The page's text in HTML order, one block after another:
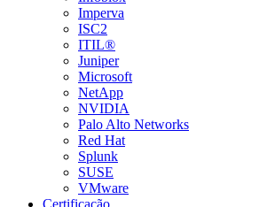
Imperva
ISC2
ITIL®
Juniper
Microsoft
NetApp
NVIDIA
Palo Alto Networks
Red Hat
Splunk
SUSE
VMware
Certificação